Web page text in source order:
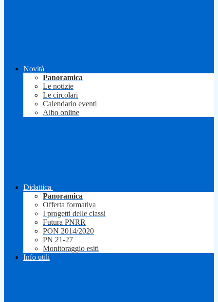
Novità
Panoramica
Le notizie
Le circolari
Calendario eventi
Albo online
Didattica
Panoramica
Offerta formativa
I progetti delle classi
Futura PNRR
PON 2014/2020
PN 21-27
Monitoraggio esiti
Info utili